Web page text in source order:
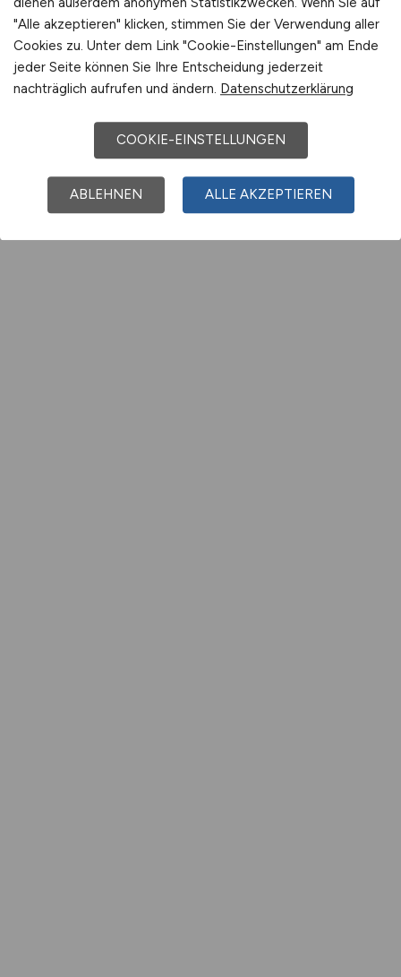
"Alle akzeptieren" klicken, stimmen Sie der Verwendung aller
Cookies zu. Unter dem Link "Cookie-Einstellungen" am Ende
jeder Seite können Sie Ihre Entscheidung jederzeit
nachträglich aufrufen und ändern. Datenschutzerklärung
COOKIE-EINSTELLUNGEN
ABLEHNEN ALLE AKZEPTIEREN